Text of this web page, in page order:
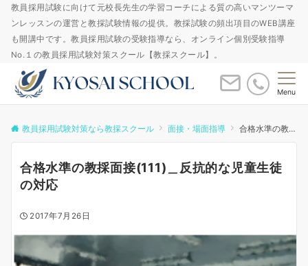
教員採用試験に向けて元校長先生の学習コーチによる質の高いマンツーマ
ンレッスンの運営と教採試験情報の提供。教採試験の頻出項目のWEB講座
も開講中です。教員採用試験の受験指導なら、オンライン個別受験指導
No.１の教員採用試験対策スクール【教採スクール】。
Menu
教員採用試験対策なら教採スクール 面接・場面指導 合格水準の教採面接(111)＿反抗的な児童生徒の対応
合格水準の教採面接(111)＿反抗的な児童生徒
の対応
2017年7月26日